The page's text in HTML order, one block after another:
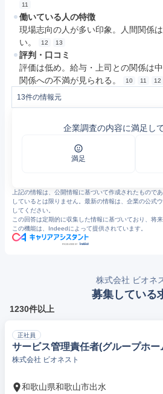
11
働いている人の特徴
現場志向の人が多い印象。人間関係
い。
12 13
評判・口コミ
評価は低め。給与・上司との関係は
関係への不満が見られる。
10 11 12
13件の情報元
ビオネストのビジョン | 株式会社ビオネスト | コ
企業詳細｜株式会社ビオネスト|WORKしが 滋賀
医療事業 | 事業概要 | 株式会社ビオネスト | コー
10
11
12
13
企業調査の内容に満足し
満足
上記の情報は、公開情報に基づいて作成されたもので
しているとは限りません。最新の情報は、企業の公式
してください。
この回答は定期的に収集した情報に基づいており、将
この機能は、Indeedによって提供されています。
株式会社 ビオネ
募集している
1230件以上
正社員
サービス管理責任者(グループホー
株式会社 ビオネスト
和歌山県和歌山市出水